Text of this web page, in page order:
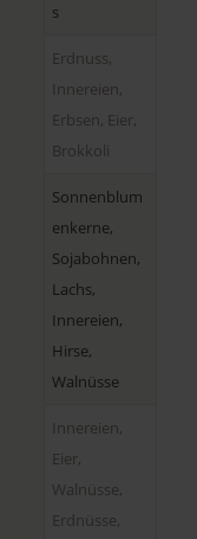
s
Erdnuss,
Innereien,
Erbsen, Eier,
Brokkoli
Sonnenblum
enkerne,
Sojabohnen,
Lachs,
Innereien,
Hirse,
Walnüsse
Innereien,
Eier,
Walnüsse,
Erdnüsse,